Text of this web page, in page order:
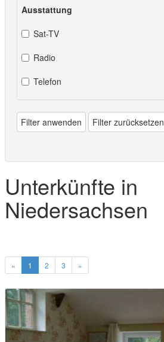
Ausstattung
Sat-TV
Radio
Telefon
Filter anwenden Filter zurücksetzen
Unterkünfte in
Niedersachsen
« 1 2 3 »